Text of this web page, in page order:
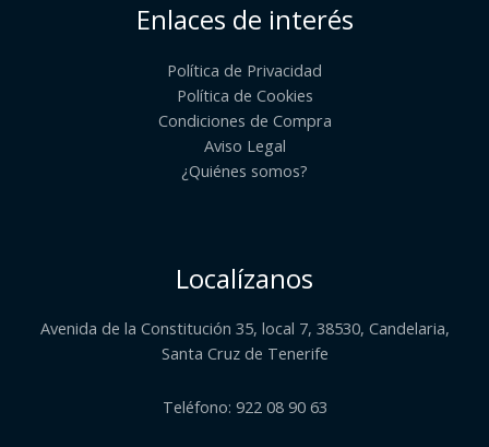
Enlaces de interés
Política de Privacidad
Política de Cookies
Condiciones de Compra
Aviso Legal
¿Quiénes somos?​
Localízanos
Avenida de la Constitución 35, local 7, 38530, Candelaria,
Santa Cruz de Tenerife
Teléfono: 922 08 90 63